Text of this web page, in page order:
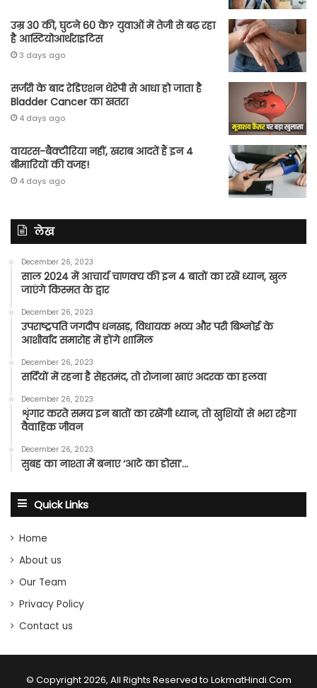
उम्र 30 की, घुटने 60 के? युवाओं में तेजी से बढ़ रहा
है आस्टियोआर्थराइटिस
3 days ago
सर्जरी के बाद रेडिएशन थेरेपी से आधा हो जाता है
Bladder Cancer का खतरा
4 days ago
वायरस-बैक्टीरिया नहीं, खराब आदतें हैं इन 4
बीमारियों की वजह!
4 days ago
लेख
December 26, 2023
साल 2024 में आचार्य चाणक्य की इन 4 बातों का रखें ध्यान, खुल
जाएंगे किस्मत के द्वार
December 26, 2023
उपराष्ट्रपति जगदीप धनखड़, विधायक भव्य और परी बिश्नोई के
आशीर्वाद समारोह में होंगे शामिल
December 26, 2023
सर्दियों में रहना है सेहतमंद, तो रोजाना खाएं अदरक का हलवा
December 26, 2023
शृंगार करते समय इन बातों का रखेंगी ध्यान, तो खुशियों से भरा रहेगा
वैवाहिक जीवन
December 26, 2023
सुबह का नाश्ता में बनाए ‘आटे का डोसा’…
Quick Links
Home
About us
Our Team
Privacy Policy
Contact us
© Copyright 2026, All Rights Reserved to LokmatHindi.Com